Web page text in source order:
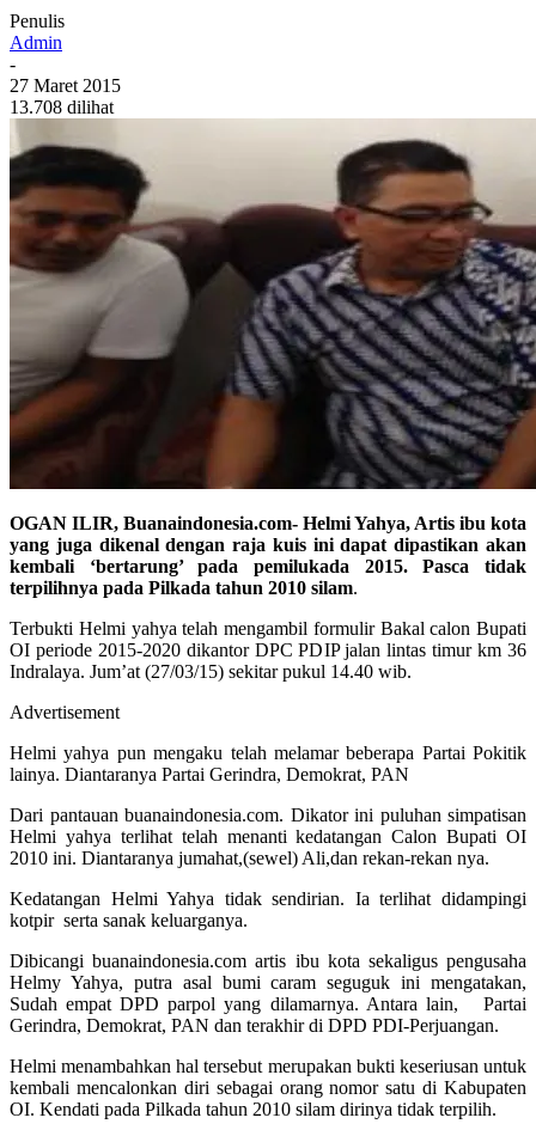
Penulis
Admin
-
27 Maret 2015
13.708 dilihat
OGAN ILIR, Buanaindonesia.com- Helmi Yahya, Artis ibu kota
yang juga dikenal dengan raja kuis ini dapat dipastikan akan
kembali ‘bertarung’ pada pemilukada 2015. Pasca tidak
terpilihnya pada Pilkada tahun 2010 silam.
Terbukti Helmi yahya telah mengambil formulir Bakal calon Bupati
OI periode 2015-2020 dikantor DPC PDIP jalan lintas timur km 36
Indralaya. Jum’at (27/03/15) sekitar pukul 14.40 wib.
Advertisement
Helmi yahya pun mengaku telah melamar beberapa Partai Pokitik
lainya. Diantaranya Partai Gerindra, Demokrat, PAN
Dari pantauan buanaindonesia.com. Dikator ini puluhan simpatisan
Helmi yahya terlihat telah menanti kedatangan Calon Bupati OI
2010 ini. Diantaranya jumahat,(sewel) Ali,dan rekan-rekan nya.
Kedatangan Helmi Yahya tidak sendirian. Ia terlihat didampingi
kotpir serta sanak keluarganya.
Dibicangi buanaindonesia.com artis ibu kota sekaligus pengusaha
Helmy Yahya, putra asal bumi caram seguguk ini mengatakan,
Sudah empat DPD parpol yang dilamarnya. Antara lain, Partai
Gerindra, Demokrat, PAN dan terakhir di DPD PDI-Perjuangan.
Helmi menambahkan hal tersebut merupakan bukti keseriusan untuk
kembali mencalonkan diri sebagai orang nomor satu di Kabupaten
OI. Kendati pada Pilkada tahun 2010 silam dirinya tidak terpilih.